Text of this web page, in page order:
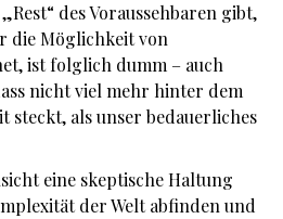
des Voraussehbaren gibt,
die Möglichkeit von
ist folglich dumm – auch
nicht viel mehr hinter dem
als unser bedauerliches
eine skeptische Haltung
der Welt abfinden und